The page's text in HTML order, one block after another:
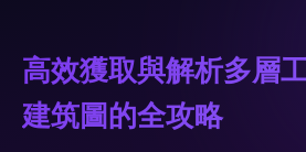
高效獲取與解析多層
建筑圖的全攻略